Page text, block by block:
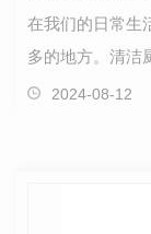
在我们的日常生
多的地方。清洁
以提升整个居住
2024-08-12